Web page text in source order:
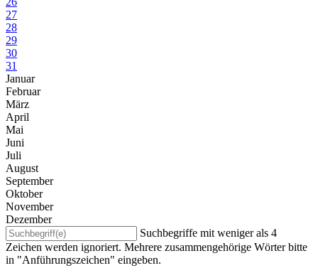
27
28
29
30
31
Januar
Februar
März
April
Mai
Juni
Juli
August
September
Oktober
November
Dezember
Suchbegriffe mit weniger als 4
Zeichen werden ignoriert. Mehrere zusammengehörige Wörter bitte
in "Anführungszeichen" eingeben.